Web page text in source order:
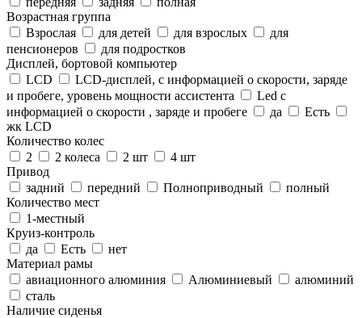
Возрастная группа
Взрослая
для детей для взрослых
для
пенсионеров
для подростков
Дисплей, бортовой компьютер
LCD
LCD-дисплей, с информацией о скорости, заряде
и пробеге, уровень мощности ассистента
Led c
информацией о скорости , заряде и пробеге
да
Есть
жк LCD
Количество колес
2
2 колеса 2 шт
4 шт
Привод
задний
передний Полноприводный
полный
Количество мест
1-местный
Круиз-контроль
да
Есть
нет
Материал рамы
авиационного алюминия
Алюминиевый
алюминий
сталь
Наличие сиденья